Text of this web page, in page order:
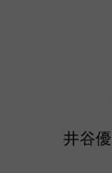
井谷